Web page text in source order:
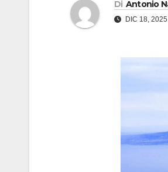
Di Antonio
DIC 18, 2025